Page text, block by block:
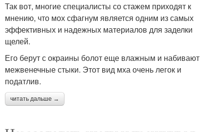
Так вот, многие специалисты со стажем приходят к
мнению, что мох сфагнум является одним из самых
эффективных и надежных материалов для заделки
щелей.
Его берут с окраины болот еще влажным и набивают
межвенечные стыки. Этот вид мха очень легок и
податлив.
читать дальше →